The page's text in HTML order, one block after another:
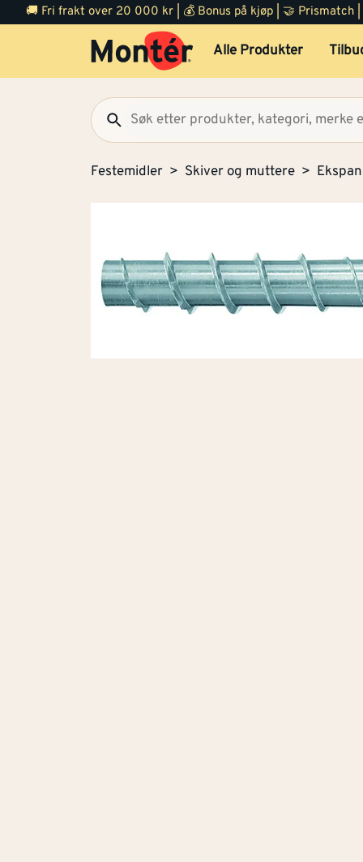
🚚 Fri frakt over 20 000 kr | 💰 Bonus på kjøp | 🤝 Prismatch
Alle Produkter
Festemidler Skiver og muttere